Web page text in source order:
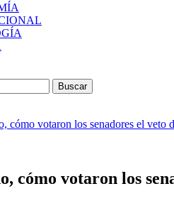
Buscar
cómo votaron los senadores el veto
cómo votaron los